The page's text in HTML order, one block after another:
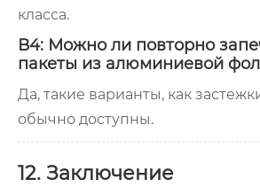
класса.
В4: Можно ли повторно
пакеты из алюминиевой
Да, такие варианты, как
обычно доступны.
12. Заключение